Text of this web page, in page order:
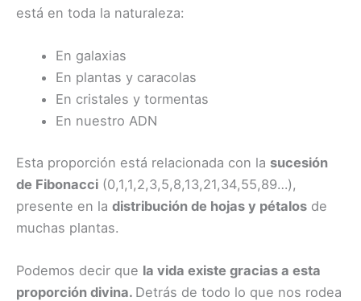
está en toda la naturaleza:
En galaxias
En plantas y caracolas
En cristales y tormentas
En nuestro ADN
Esta proporción está relacionada con la sucesión
de Fibonacci (0,1,1,2,3,5,8,13,21,34,55,89…),
presente en la distribución de hojas y pétalos de
muchas plantas.
Podemos decir que la vida existe gracias a esta
proporción divina. Detrás de todo lo que nos rodea